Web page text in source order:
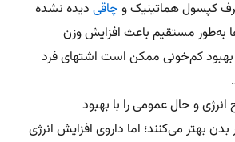
کپسول هماتینیک و چاقی دیده نشده
به‌طور مستقیم باعث افزایش وزن
بهبود کم‌خونی ممکن است اشتهای فرد
و حال عمومی را با بهبود
بهتر می‌کنند؛ اما داروی افزایش انرژی